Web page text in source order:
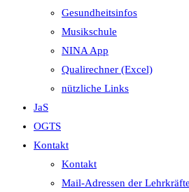
Gesundheitsinfos
Musikschule
NINA App
Qualirechner (Excel)
nützliche Links
JaS
OGTS
Kontakt
Kontakt
Mail-Adressen der Lehrkräfte